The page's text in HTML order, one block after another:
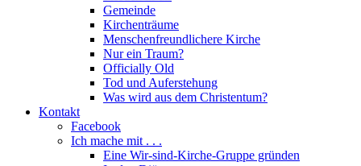
Gemeinde
Kirchenträume
Menschenfreundlichere Kirche
Nur ein Traum?
Officially Old
Tod und Auferstehung
Was wird aus dem Christentum?
Kontakt
Facebook
Ich mache mit . . .
Eine Wir-sind-Kirche-Gruppe gründen